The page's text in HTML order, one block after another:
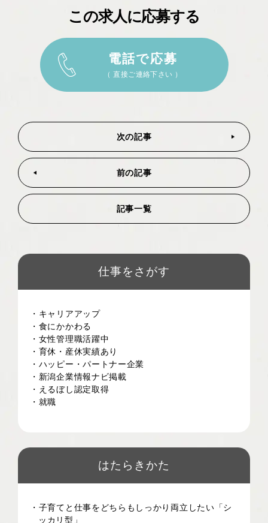
この求人に応募する
電話で応募
（ 直接ご連絡下さい ）
次の記事
前の記事
記事一覧
仕事をさがす
・キャリアアップ
・食にかかわる
・女性管理職活躍中
・育休・産休実績あり
・ハッピー・パートナー企業
・新潟企業情報ナビ掲載
・えるぼし認定取得
・就職
はたらきかた
・子育てと仕事をどちらもしっかり両立したい「シ
ッカリ型」